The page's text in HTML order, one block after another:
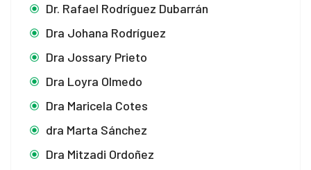
Dr. Rafael Rodríguez Dubarrán
Dra Johana Rodríguez
Dra Jossary Prieto
Dra Loyra Olmedo
Dra Maricela Cotes
dra Marta Sánchez
Dra Mitzadi Ordoñez